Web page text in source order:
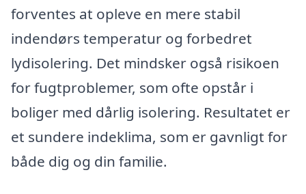
forventes at opleve en mere stabil
indendørs temperatur og forbedret
lydisolering. Det mindsker også risikoen
for fugtproblemer, som ofte opstår i
boliger med dårlig isolering. Resultatet er
et sundere indeklima, som er gavnligt for
både dig og din familie.